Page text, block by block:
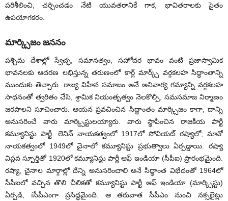
పరిశీలించి, చర్చించడం నేటి యువతరానికే గాక, భావితరాలకు సైతం
ఉపయోగకరం.
మార్క్సిజం జననం
పశ్చిమ దేశాల్లో స్వేచ్ఛ, సమానత్వం, సహోదర భావం వంటి ప్రజాస్వామిక
భావనలకు ఆదరణ లభిస్తున్న తరుణంలో కార్ల్‌ మార్క్స్‌ వర్గకలహ సిద్ధాంతాన్ని
ముందుకు తెచ్చారు. రాజ్య విహీన సమాజం అనే అనివార్య గమ్యాన్ని వర్గకలహ
సాధనంతో త్వరితం చేసి, శ్రామిక నియంతృత్వం నెలకొల్పి, సమసమాజ నిర్మాణం
జరపాలని సూచించారు. ఆయన ప్రవచించిన సిద్ధాంతం మార్క్సిజం కాగా, దాన్ని
అనుసరించే వారు మార్క్సిస్టులయ్యారు. వారు స్థాపించిన రాజకీయ పార్టీ
కమ్యూనిస్టు పార్టీ. లెనిన్‌ నాయకత్వంలో 1917లో సోవియట్‌ రష్యాలో, మావో
నాయకత్వంలో 1949లో చైనాలో కమ్యూనిస్టు ప్రభుత్వాలు ఏర్పడ్డాయి. రష్యా
విప్లవ స్ఫూర్తితో 1920లో కమ్యూనిస్టు పార్టీ ఆఫ్‌ ఇండియా (సీపీఐ) ప్రారంభమైంది.
రష్యా, చైనాల మార్గాల్లో దేన్ని అనుసరించాలి అనే సిద్ధాంత విభేదంతో 1964లో
సీపీఐలో వచ్చిన తొలి చీలికతో కమ్యూనిస్టు పార్టీ ఆఫ్‌ ఇండియా (మార్క్సిస్టు)
ఏర్పడి, íసీపీఎంగా ప్రసిద్ధమైంది. ఆ తరువాత సీపీఎం నుంచి నక్సలైట్లు